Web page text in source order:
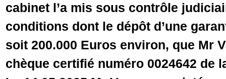
cabinet l’a mis sous contrôle
conditions dont le dépôt d’une
soit 200.000 Euros environ, que Mr
chèque certifié numéro 0024642 de